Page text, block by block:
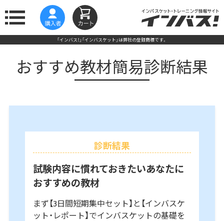
「インバス！」「インバスケット」は弊社の登録商標です。
おすすめ教材簡易診断結果
診断結果
試験内容に慣れておきたいあなたに
おすすめの教材
まず【3日間短期集中セット】と【インバスケ
ット・レポート】でインバスケットの基礎を